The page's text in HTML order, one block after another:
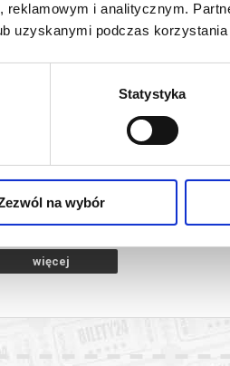
i analitycznym.
uzyskanymi podczas korzystania
Statystyka
na wybór
TCHU (RE-RELEASE)
więcej